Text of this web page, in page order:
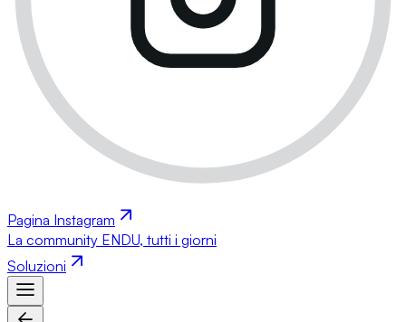
Pagina Instagram
La community ENDU, tutti i giorni
Soluzioni